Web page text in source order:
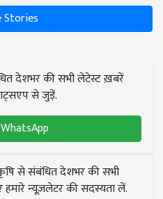
Stories
देशभर की सभी लेटेस्ट ख़बरें
से जुड़ें.
से संबंधित देशभर की सभी
न्यूज़लेटर की सदस्यता लें.